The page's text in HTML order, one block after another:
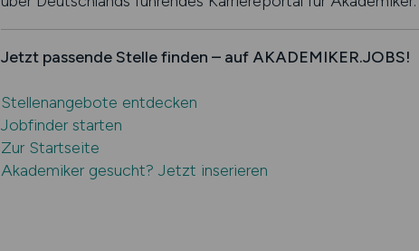
Jetzt passende Stelle finden – auf AKADEMIKER.JOBS!
Stellenangebote entdecken
Jobfinder starten
Zur Startseite
Akademiker gesucht? Jetzt inserieren